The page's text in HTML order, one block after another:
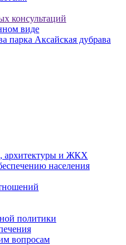
консультаций
виде
парка Аксайская дубрава
архитектуры и ЖКХ
населения
политики
вопросам